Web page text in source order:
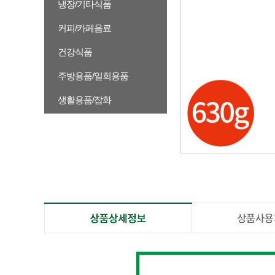
냉장/기타식품
커피/카페음료
건강식품
주방용품/일회용품
생활용품/잡화